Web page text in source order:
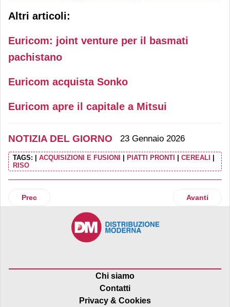
Altri articoli:
Euricom: joint venture per il basmati
pachistano
Euricom acquista Sonko
Euricom apre il capitale a Mitsui
NOTIZIA DEL GIORNO 23 Gennaio 2026
TAGS: | ACQUISIZIONI E FUSIONI | PIATTI PRONTI | CEREALI |
RISO
Articolo precedente: Kasanova: dopo il rinvio
Prec Articolo
Avanti
Chi siamo
Contatti
Privacy & Cookies